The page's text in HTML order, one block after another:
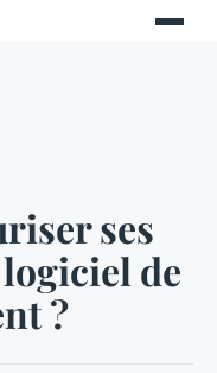
ses
de
?